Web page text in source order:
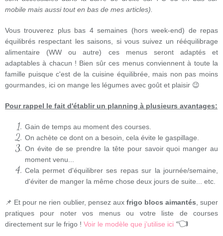
mobile mais aussi tout en bas de mes articles).
Vous trouverez plus bas 4 semaines (hors week-end) de repas
équilibrés respectant les saisons, si vous suivez un rééquilibrage
alimentaire (WW ou autre) ces menus seront adaptés et
adaptables à chacun ! Bien sûr ces menus conviennent à toute la
famille puisque c'est de la cuisine équilibrée, mais non pas moins
gourmandes, ici on mange les légumes avec goût et plaisir 😉
Pour rappel le fait d'établir un planning à plusieurs avantages:
Gain de temps au moment des courses.
On achète ce dont on a besoin, cela évite le gaspillage.
On évite de se prendre la tête pour savoir quoi manger au
moment venu...
Cela permet d'équilibrer ses repas sur la journée/semaine,
d'éviter de manger la même chose deux jours de suite... etc.
📌 Et pour ne rien oublier, pensez aux frigo blocs aimantés , super
pratiques pour noter vos menus ou votre liste de courses
directement sur le frigo ! Voir le modèle que j’utilise ici 👈